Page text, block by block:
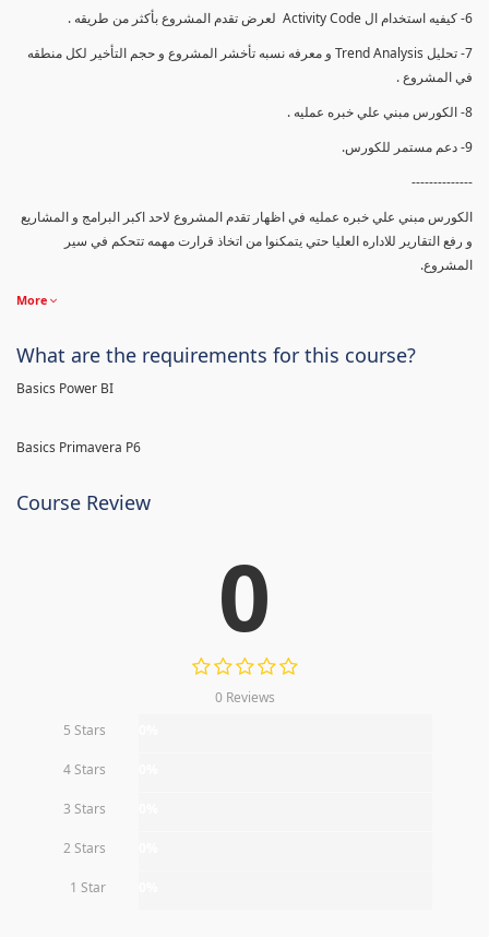
6- كيفيه استخدام ال Activity Code لعرض تقدم المشروع بأكثر من طريقه .
7- تحليل Trend Analysis و معرفه نسبه تأخشر المشروع و حجم التأخير لكل منطقه
في المشروع .
8- الكورس مبني علي خبره عمليه .
9- دعم مستمر للكورس.
--------------
الكورس مبني علي خبره عمليه في اظهار تقدم المشروع لاحد اكبر البرامج و المشاريع
و رفع التقارير للاداره العليا حتي يتمكنوا من اتخاذ قرارت مهمه تتحكم في سير
المشروع.
More
What are the requirements for this course?
Basics Power BI
Basics Primavera P6
Course Review
0
0 Reviews
5 Stars
4 Stars
3 Stars
2 Stars
1 Star